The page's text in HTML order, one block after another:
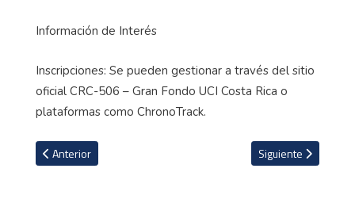
Información de Interés
Inscripciones: Se pueden gestionar a través del sitio
oficial CRC-506 – Gran Fondo UCI Costa Rica o
plataformas como ChronoTrack.
Artículo anterior: Diferencias entre Bicicletas MTB y Gravel para
Anterior Artículo siguiente:
Siguiente